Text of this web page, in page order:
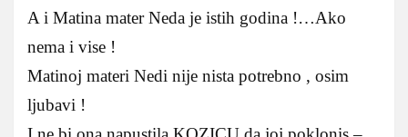
A i Matina mater Neda je istih godina !…Ako
nema i vise !
Matinoj materi Nedi nije nista potrebno , osim
ljubavi !